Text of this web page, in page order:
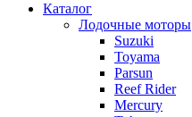
Каталог
Лодочные моторы
Suzuki
Toyama
Parsun
Reef Rider
Mercury